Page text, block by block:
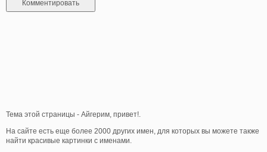
Тема этой страницы - Айгерим, привет!.
На сайте есть еще более 2000 других имен, для которых вы можете также
найти красивые картинки с именами.